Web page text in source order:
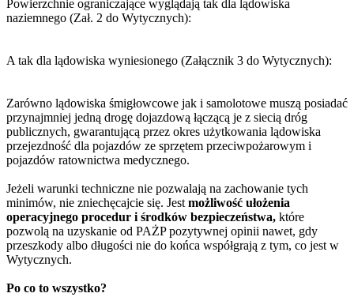
Powierzchnie ograniczające wyglądają tak dla lądowiska
naziemnego (Zał. 2 do Wytycznych):
A tak dla lądowiska wyniesionego (Załącznik 3 do Wytycznych):
Zarówno lądowiska śmigłowcowe jak i samolotowe muszą posiadać
przynajmniej jedną drogę dojazdową łączącą je z siecią dróg
publicznych, gwarantującą przez okres użytkowania lądowiska
przejezdność dla pojazdów ze sprzętem przeciwpożarowym i
pojazdów ratownictwa medycznego.
Jeżeli warunki techniczne nie pozwalają na zachowanie tych
minimów, nie zniechęcajcie się. Jest możliwość ułożenia
operacyjnego procedur i środków bezpieczeństwa, które
pozwolą na uzyskanie od PAŻP pozytywnej opinii nawet, gdy
przeszkody albo długości nie do końca współgrają z tym, co jest w
Wytycznych.
Po co to wszystko?